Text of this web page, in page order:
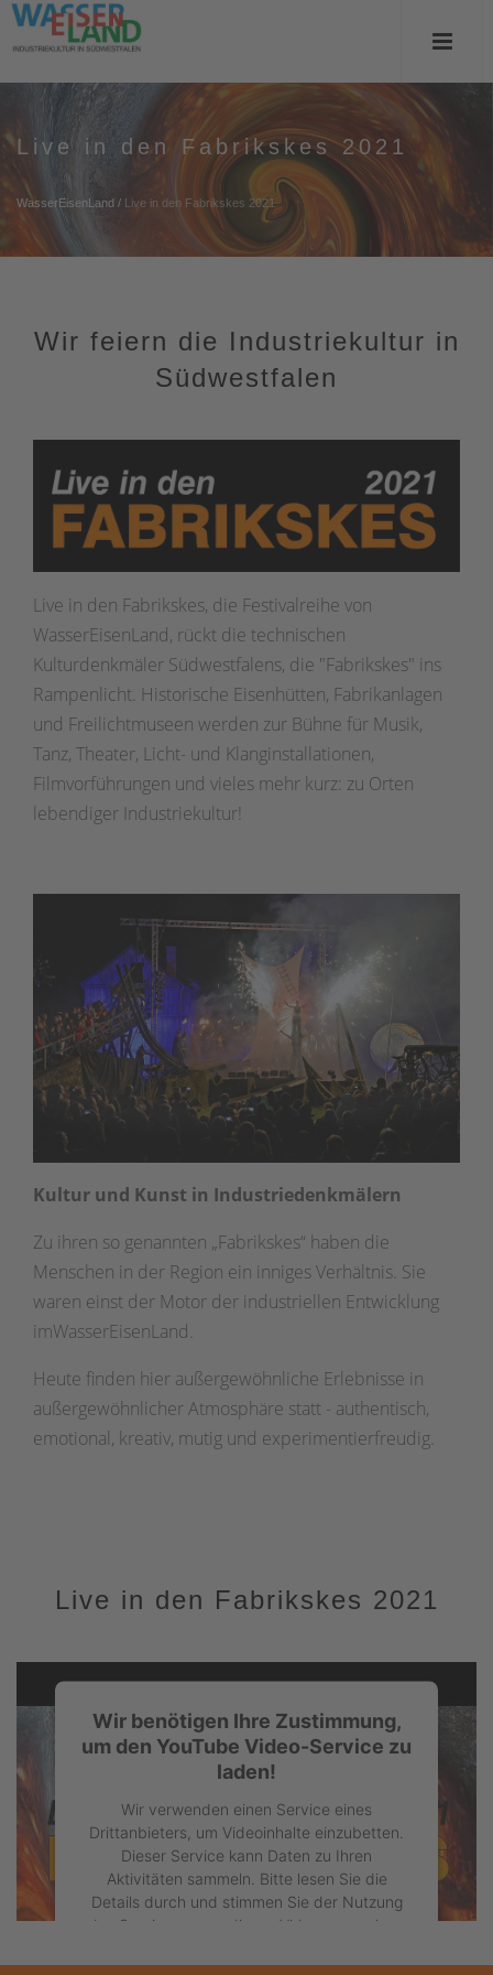
Live in den Fabrikskes 2021
WasserEisenLand / Live in den Fabrikskes 2021
Wir feiern die Industriekultur in
Südwestfalen
Live in den Fabrikskes, die Festivalreihe von
WasserEisenLand, rückt die technischen
Kulturdenkmäler Südwestfalens, die "Fabrikskes" ins
Rampenlicht. Historische Eisenhütten, Fabrikanlagen
und Freilichtmuseen werden zur Bühne für Musik,
Tanz, Theater, Licht- und Klanginstallationen,
Filmvorführungen und vieles mehr kurz: zu Orten
lebendiger Industriekultur!
Kultur und Kunst in Industriedenkmälern
Zu ihren so genannten „Fabrikskes“ haben die
Menschen in der Region ein inniges Verhältnis. Sie
waren einst der Motor der industriellen Entwicklung
imWasserEisenLand.
Heute finden hier außergewöhnliche Erlebnisse in
außergewöhnlicher Atmosphäre statt - authentisch,
emotional, kreativ, mutig und experimentierfreudig.
Live in den Fabrikskes 2021
Wir benötigen Ihre Zustimmung,
um den YouTube Video-Service zu
laden!
Wir verwenden einen Service eines
Drittanbieters, um Videoinhalte einzubetten.
Dieser Service kann Daten zu Ihren
Aktivitäten sammeln. Bitte lesen Sie die
Details durch und stimmen Sie der Nutzung
des Service zu, um dieses Video anzusehen.